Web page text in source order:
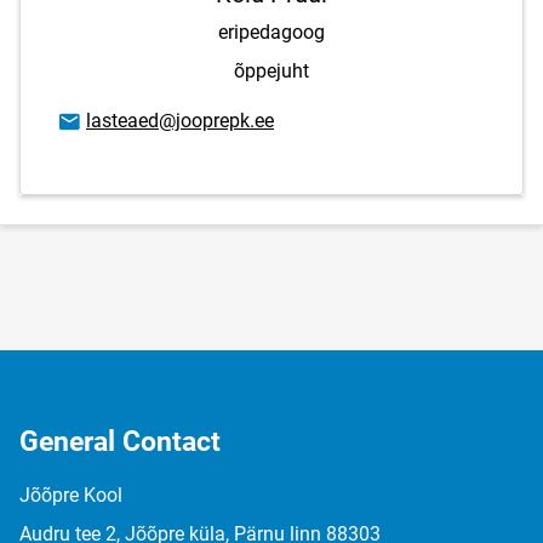
eripedagoog
õppejuht
Email address
lasteaed@jooprepk.ee
General Contact
Jõõpre Kool
Audru tee 2, Jõõpre küla, Pärnu linn 88303